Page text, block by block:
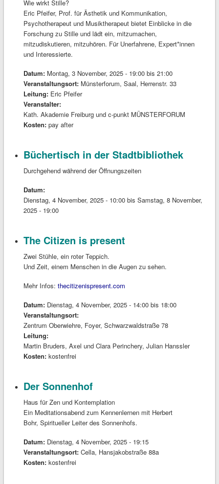
Wie wirkt Stille?
Eric Pfeifer, Prof. für Ästhetik und Kommunikation,
Psychotherapeut und Musiktherapeut bietet Einblicke in die
Forschung zu Stille und lädt ein, mitzumachen,
mitzudiskutieren, mitzuhören. Für Unerfahrene, Expert*innen
und Interessierte.
Datum: Montag, 3 November, 2025 - 19:00bis 21:00
Veranstaltungsort: Münsterforum, Saal, Herrenstr. 33
Leitung: Eric Pfeifer
Veranstalter:
Kath. Akademie Freiburg und c-punkt MÜNSTERFORUM
Kosten: pay after
Büchertisch in der Stadtbibliothek
Durchgehend während der Öffnungszeiten
Datum:
Dienstag, 4 November, 2025 - 10:00bis Samstag, 8 November,
2025 - 19:00
The Citizen is present
Zwei Stühle, ein roter Teppich.
Und Zeit, einem Menschen in die Augen zu sehen.
Mehr Infos: thecitizenispresent.com
Datum: Dienstag, 4 November, 2025 - 14:00bis 18:00
Veranstaltungsort:
Zentrum Oberwiehre, Foyer, Schwarzwaldstraße 78
Leitung:
Martin Bruders, Axel und Clara Perinchery, Julian Hanssler
Kosten: kostenfrei
Der Sonnenhof
Haus für Zen und Kontemplation
Ein Meditationsabend zum Kennenlernen mit Herbert
Bohr, Spiritueller Leiter des Sonnenhofs.
Datum: Dienstag, 4 November, 2025 - 19:15
Veranstaltungsort: Cella, Hansjakobstraße 88a
Kosten: kostenfrei